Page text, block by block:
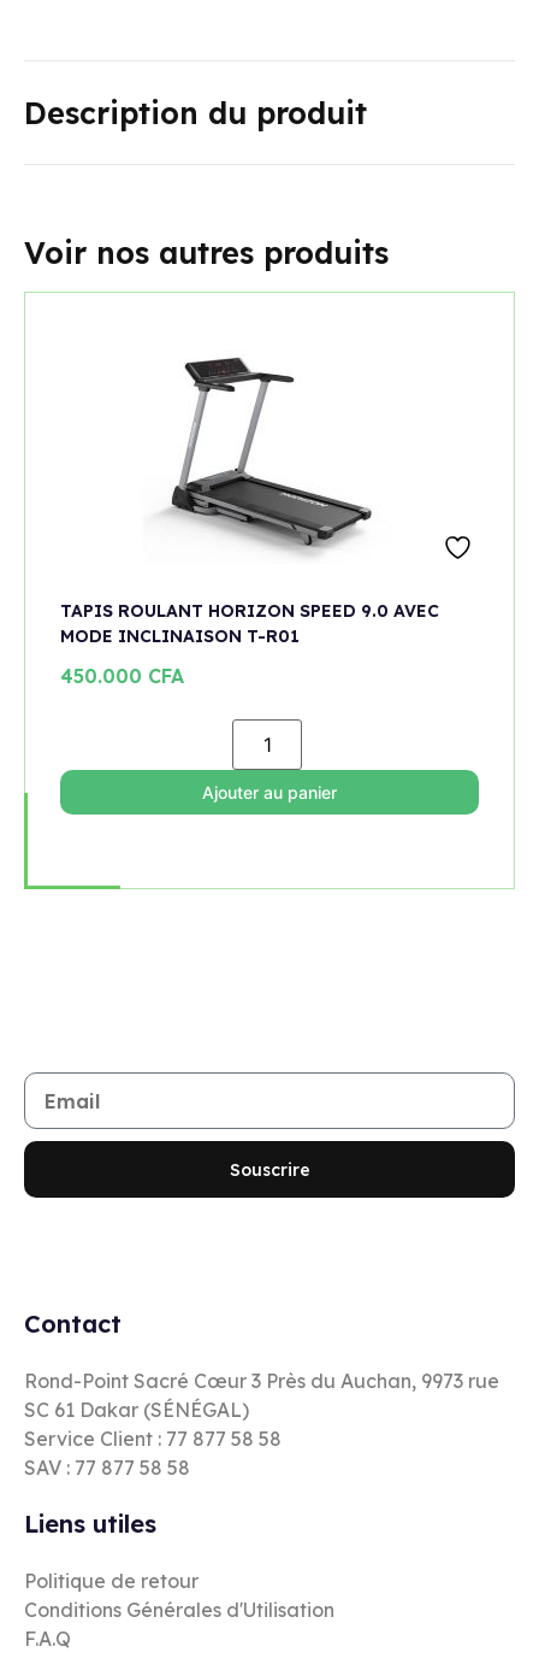
Description du produit
Voir nos autres produits
TAPIS ROULANT HORIZON SPEED 9.0 AVEC
MODE INCLINAISON T-R01
450.000 CFA
Ajouter au panier
Souscrire
Contact
Rond-Point Sacré Cœur 3 Près du Auchan, 9973 rue
SC 61 Dakar (SÉNÉGAL)
Service Client : 77 877 58 58
SAV : 77 877 58 58
Liens utiles
Politique de retour
Conditions Générales d'Utilisation
F.A.Q